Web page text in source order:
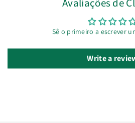
Avaliações de
Sê o primeiro a escrever
Write a